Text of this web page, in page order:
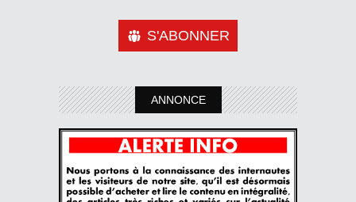
S'ABONNER
ANNONCE